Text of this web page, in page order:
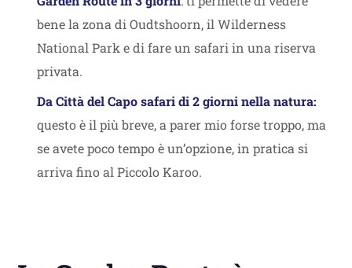
bene la zona di Oudtshoorn, il Wilderness
National Park e di fare un safari in una riserva
privata.
Da Città del Capo safari di 2 giorni nella natura:
questo è il più breve, a parer mio forse troppo, ma
se avete poco tempo è un’opzione, in pratica si
arriva fino al Piccolo Karoo.